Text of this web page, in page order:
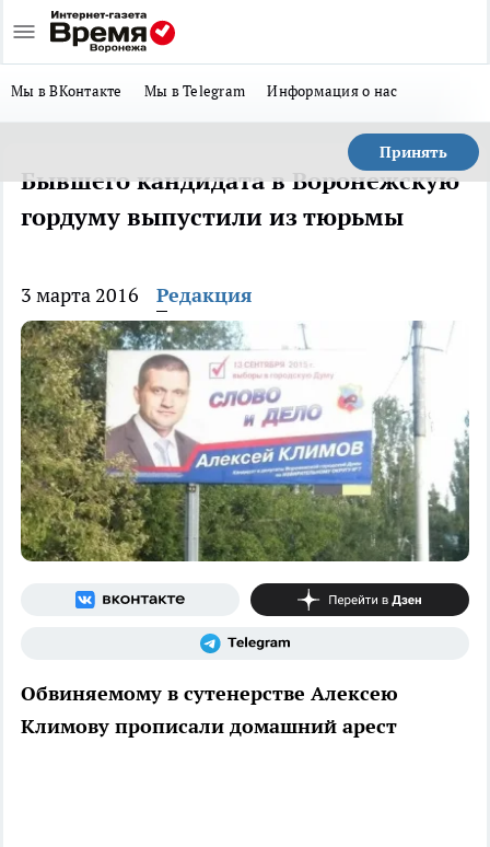
Мы в ВКонтакте Мы в Telegram Информация о нас
Принять
Бывшего кандидата в Воронежскую
гордуму выпустили из тюрьмы
3 марта 2016 Редакция
Обвиняемому в сутенерстве Алексею
Климову прописали домашний арест